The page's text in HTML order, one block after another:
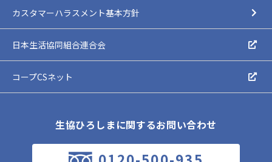
カスタマーハラスメント基本方針
日本生活協同組合連合会
コープCSネット
生協ひろしまに関するお問い合わせ